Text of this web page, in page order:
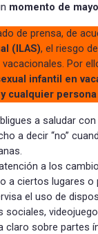
momento de
de prensa, de
(ILAS), el riesgo
Por
infantil en
cualquier
a saludar
a decir “no”
a los
a ciertos lugares o
el uso de
sociales,
claro sobre partes